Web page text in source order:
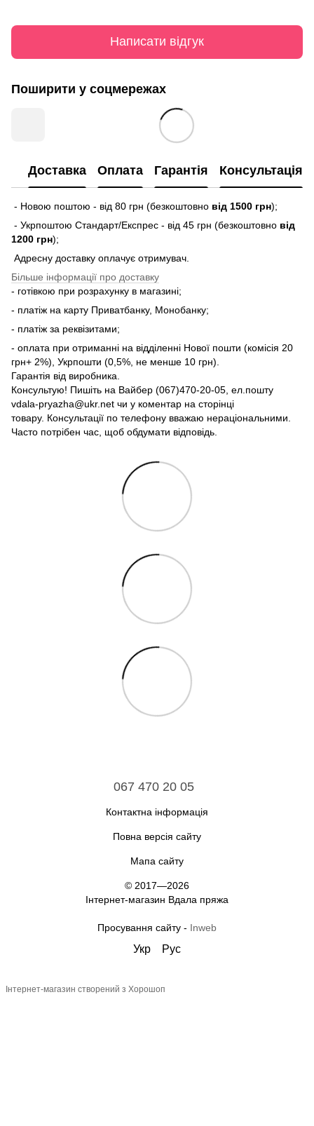
Написати відгук
Поширити у соцмережах
Доставка Оплата Гарантія Консультація
- Новою поштою - від 80 грн (безкоштовно від 1500 грн);
- Укрпоштою Стандарт/Експрес - від 45 грн (безкоштовно від
1200 грн);
Адресну доставку оплачує отримувач.
Більше інформації про доставку
- готівкою при розрахунку в магазині;
- платіж на карту Приватбанку, Монобанку;
- платіж за реквізитами;
- оплата при отриманні на відділенні Нової пошти (комісія 20
грн+ 2%), Укрпошти (0,5%, не менше 10 грн).
Гарантія від виробника.
Консультую! Пишіть на Вайбер (067)470-20-05, ел.пошту
vdala-pryazha@ukr.net чи у коментар на сторінці
товару. Консультації по телефону вважаю нераціональними.
Часто потрібен час, щоб обдумати відповідь.
067 470 20 05
Контактна інформація
Повна версія сайту
Мапа сайту
© 2017—2026
Інтернет-магазин Вдала пряжа
Просування сайту - Inweb
Укр Рус
Інтернет-магазин створений з Хорошоп